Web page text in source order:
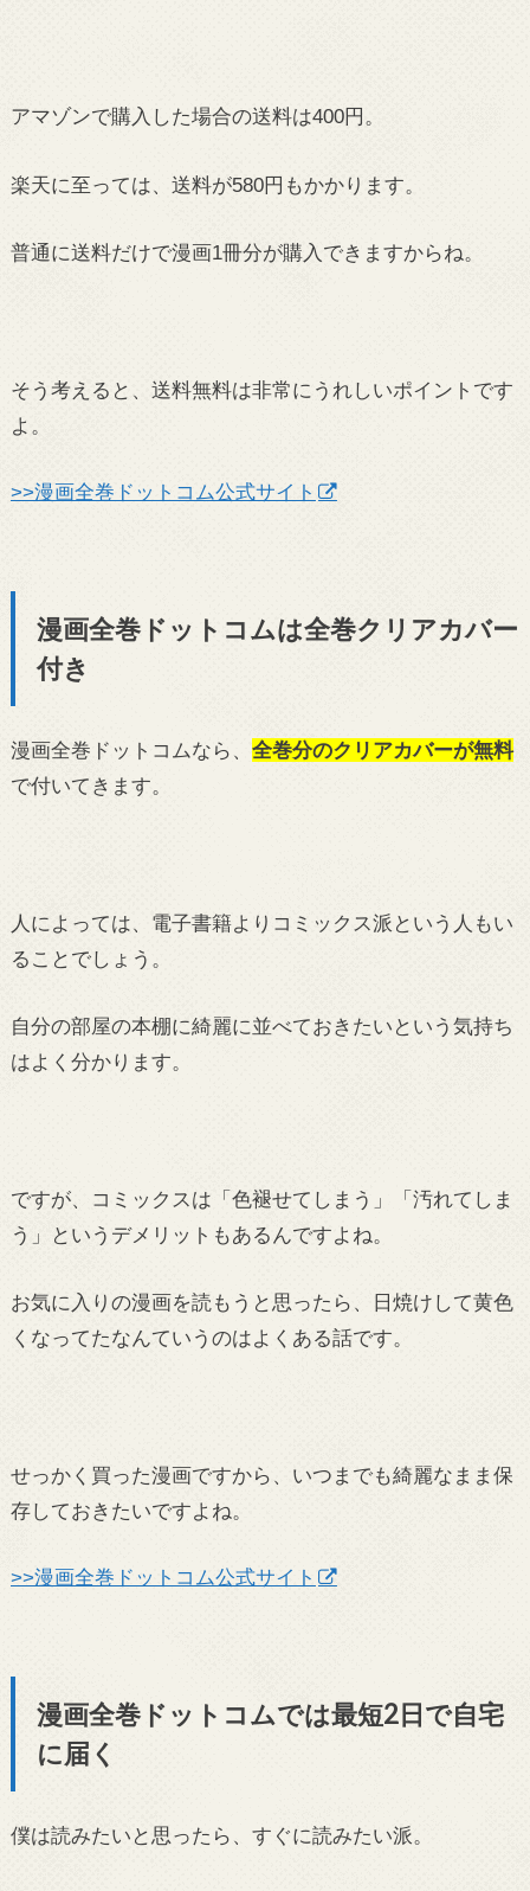
アマゾンで購入した場合の送料は400円。
楽天に至っては、送料が580円もかかります。
普通に送料だけで漫画1冊分が購入できますからね。
そう考えると、送料無料は非常にうれしいポイントです
よ。
>>漫画全巻ドットコム公式サイト
漫画全巻ドットコムは全巻クリアカバー
付き
漫画全巻ドットコムなら、 全巻分のクリアカバーが無料
で付いてきます。
人によっては、電子書籍よりコミックス派という人もい
ることでしょう。
自分の部屋の本棚に綺麗に並べておきたいという気持ち
はよく分かります。
ですが、コミックスは「色褪せてしまう」「汚れてしま
う」というデメリットもあるんですよね。
お気に入りの漫画を読もうと思ったら、日焼けして黄色
くなってたなんていうのはよくある話です。
せっかく買った漫画ですから、いつまでも綺麗なまま保
存しておきたいですよね。
>>漫画全巻ドットコム公式サイト
漫画全巻ドットコムでは最短2日で自宅
に届く
僕は読みたいと思ったら、すぐに読みたい派。